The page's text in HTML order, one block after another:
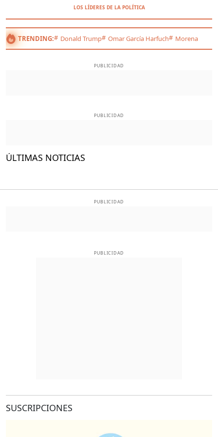
LOS LÍDERES DE LA POLÍTICA
TRENDING: Donald Trump Omar García Harfuch Morena
PUBLICIDAD
PUBLICIDAD
ÚLTIMAS NOTICIAS
PUBLICIDAD
PUBLICIDAD
SUSCRIPCIONES